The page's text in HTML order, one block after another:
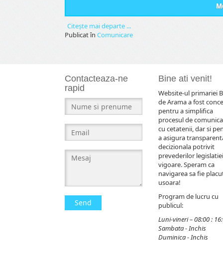
Citeşte mai departe ...
Publicat în Comunicare
Contacteaza-ne
rapid
Send
Bine ati venit!
Website-ul primariei
de Arama a fost
pentru a simplifica
procesul de
cu cetatenii, dar si
a asigura
decizionala potrivit
prevederilor
vigoare. Speram ca
navigarea sa fie
usoara!
Program de lucru cu
publicul:
Luni-vineri – 08:00 :
Sambata - Inchis
Duminica - Inchis